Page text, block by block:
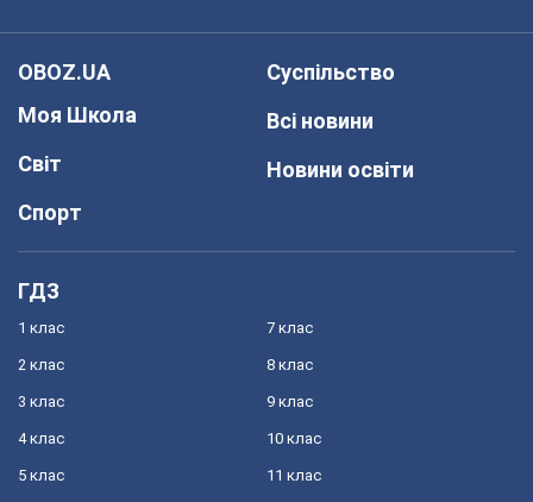
OBOZ.UA
Моя Школа
Світ
Спорт
Суспільство
Всі новини
Новини освіти
ГДЗ
1 клас
2 клас
3 клас
4 клас
5 клас
7 клас
8 клас
9 клас
10 клас
11 клас